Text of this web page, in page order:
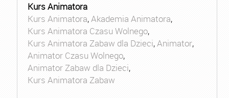
Kurs Animatora
Kurs Animatora,Akademia Animatora,
Kurs Animatora Czasu Wolnego,
Kurs Animatora Zabaw dla Dzieci,Animator,
Animator Czasu Wolnego,
Animator Zabaw dla Dzieci,
Kurs Animatora Zabaw